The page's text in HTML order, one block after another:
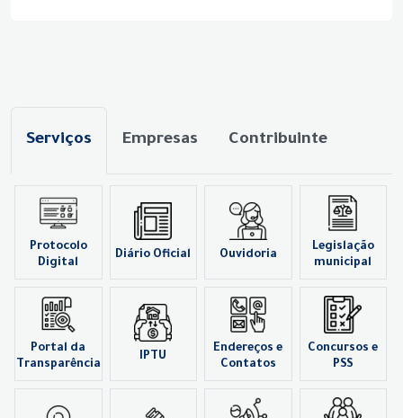
Serviços Empresas Contribuinte
Protocolo
Digital
Diário Oficial Ouvidoria
Legislação
municipal
Portal da
Transparência
IPTU
Endereços e
Contatos
Concursos e
PSS